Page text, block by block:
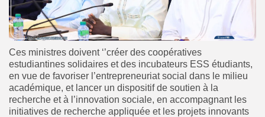
Ces ministres doivent ‘’créer des coopératives
estudiantines solidaires et des incubateurs ESS étudiants,
en vue de favoriser l’entrepreneuriat social dans le milieu
académique, et lancer un dispositif de soutien à la
recherche et à l’innovation sociale, en accompagnant les
initiatives de recherche appliquée et les projets innovants